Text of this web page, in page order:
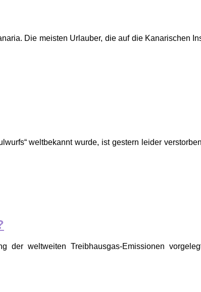
Die meisten Urlauber, die auf die Kanarischen
weltbekannt wurde, ist gestern leider
der weltweiten Treibhausgas-Emissionen